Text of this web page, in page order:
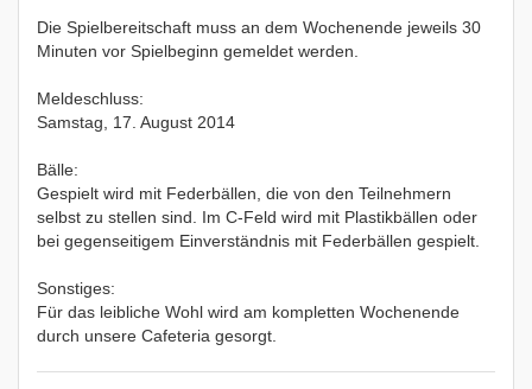
Die Spielbereitschaft muss an dem Wochenende jeweils 30
Minuten vor Spielbeginn gemeldet werden.
Meldeschluss:
Samstag, 17. August 2014
Bälle:
Gespielt wird mit Federbällen, die von den Teilnehmern
selbst zu stellen sind. Im C-Feld wird mit Plastikbällen oder
bei gegenseitigem Einverständnis mit Federbällen gespielt.
Sonstiges:
Für das leibliche Wohl wird am kompletten Wochenende
durch unsere Cafeteria gesorgt.